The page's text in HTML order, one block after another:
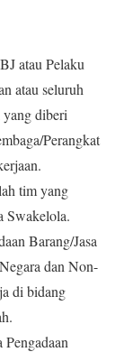
atau Pelaku
atau seluruh
yang diberi
Perangkat
tim yang
Swakelola.
Barang/Jasa
dan Non-
di bidang